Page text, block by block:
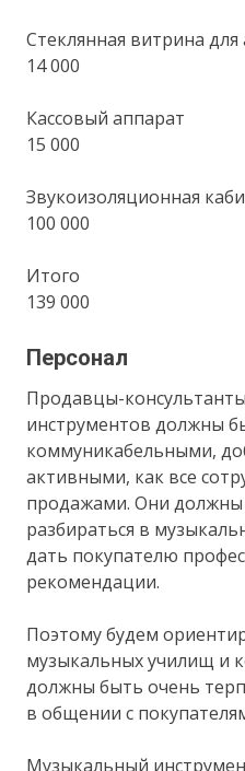
Стеклянная витрина для
14 000
Кассовый аппарат
15 000
Звукоизоляционная
100 000
Итого
139 000
Персонал
Продавцы-
инструментов должны
коммуникабельными,
активными, как все
продажами. Они
разбираться в
дать покупателю
рекомендации.
Поэтому будем
музыкальных училищ и
должны быть очень
в общении с
Музыкальный